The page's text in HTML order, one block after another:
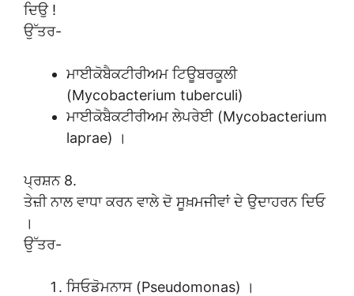
ਦਿਉ !
ਉੱਤਰ-
ਮਾਈਕੋਬੈਕਟੀਰੀਅਮ ਟਿਊਬਰਕੂਲੀ
(Mycobacterium tuberculi)
ਮਾਈਕੋਬੈਕਟੀਰੀਅਮ ਲੇਪਰੇਈ (Mycobacterium
laprae) ।
ਪ੍ਰਸ਼ਨ 8.
ਤੇਜ਼ੀ ਨਾਲ ਵਾਧਾ ਕਰਨ ਵਾਲੇ ਦੋ ਸੂਖ਼ਮਜੀਵਾਂ ਦੇ ਉਦਾਹਰਨ ਦਿਓ
।
ਉੱਤਰ-
ਸਿਓਡੋਮਨਾਸ (Pseudomonas) ।